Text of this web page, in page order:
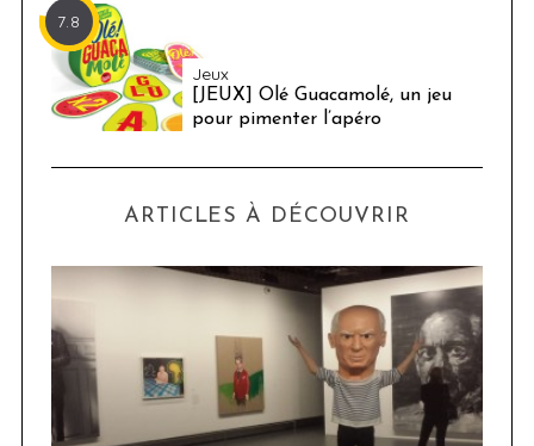
7.8
Jeux
[JEUX] Olé Guacamolé, un jeu
pour pimenter l’apéro
ARTICLES À DÉCOUVRIR